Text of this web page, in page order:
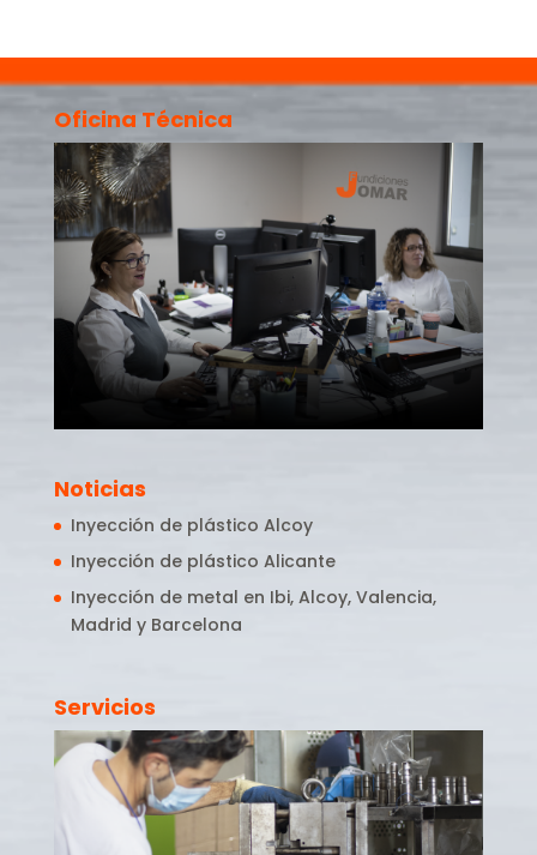
Oficina Técnica
Noticias
Inyección de plástico Alcoy
Inyección de plástico Alicante
Inyección de metal en Ibi, Alcoy, Valencia,
Madrid y Barcelona
Servicios